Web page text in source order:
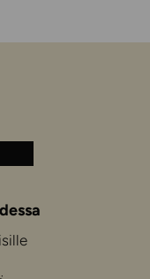
Facebook